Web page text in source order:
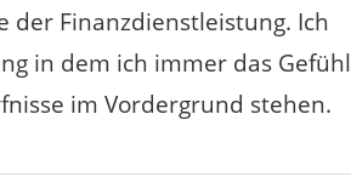
Finanzdienstleistung. Ich
in dem ich immer das Gefühl
im Vordergrund stehen.